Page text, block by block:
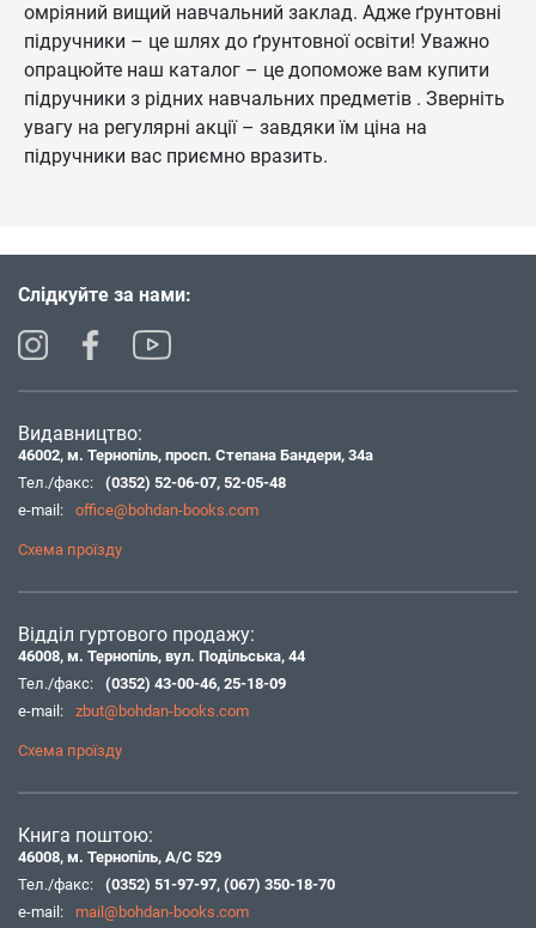
омріяний вищий навчальний заклад. Адже ґрунтовні
підручники – це шлях до ґрунтовної освіти! Уважно
опрацюйте наш каталог – це допоможе вам купити
підручники з рідних навчальних предметів . Зверніть
увагу на регулярні акції – завдяки їм ціна на
підручники вас приємно вразить.
Слідкуйте за нами:
Видавництво:
46002, м. Тернопіль, просп. Степана Бандери, 34а
Тел./факс:
(0352) 52-06-07, 52-05-48
e-mail:
office@bohdan-books.com
Схема проїзду
Відділ гуртового продажу:
46008, м. Тернопіль, вул. Подільська, 44
Тел./факс:
(0352) 43-00-46, 25-18-09
e-mail:
zbut@bohdan-books.com
Схема проїзду
Книга поштою:
46008, м. Тернопіль, А/С 529
Тел./факс:
(0352) 51-97-97, (067) 350-18-70
e-mail:
mail@bohdan-books.com